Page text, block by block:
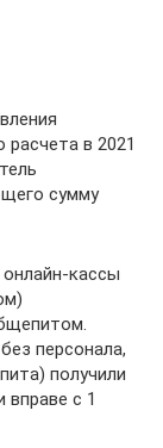
расчета в 2021
сумму
кассы
персонала,
получили
вправе с 1